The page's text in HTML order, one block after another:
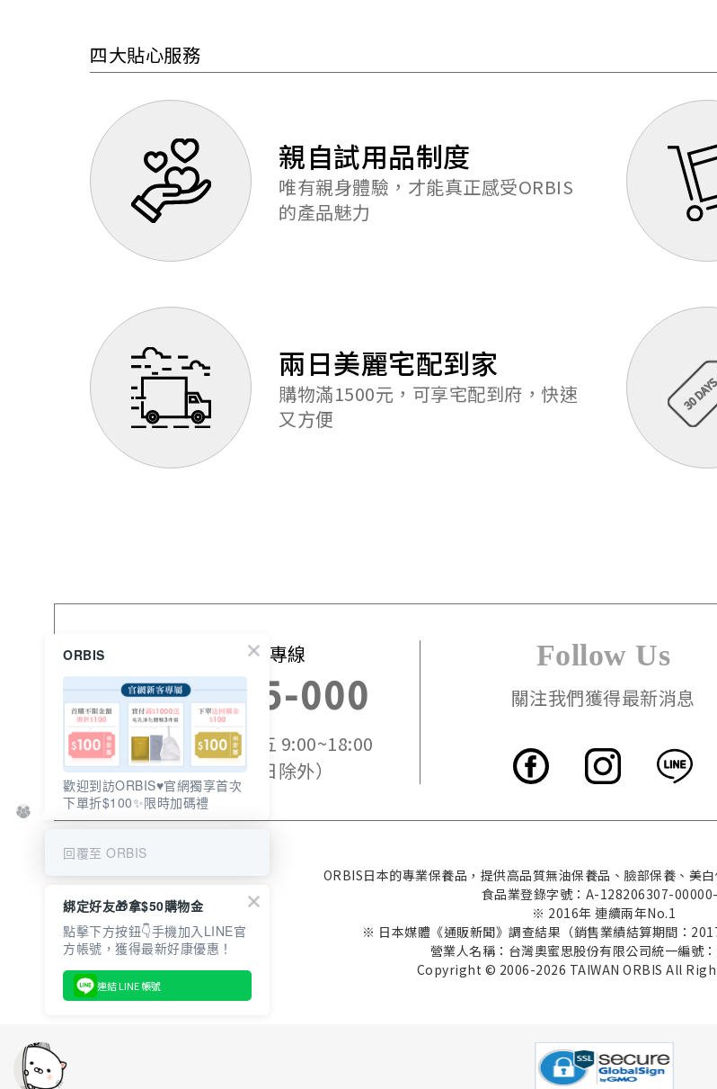
四大貼心服務
親自試用品制度
唯有親身體驗，才能真正感受ORBIS
的產品魅力
兩日美麗宅配到家
購物滿1500元，可享宅配到府，快速
又方便
免付費訂購專線
0800-525-000
服務時間：週一~週五 9:00~18:00
（國定假日除外）
Follow Us
關注我們獲得最新消息
ORBIS日本的專業保養品，提供高品質無油保養品、臉部保養、美
食品業登錄字號：A-128206307-
※ 2016年 連續兩年No.1
※ 日本媒體《通販新聞》調查結果（銷售業績結算期間：
營業人名稱：台灣奧蜜思股份有限公司統一編號
Copyright © 2006-2026 TAIWAN ORBIS All
ORBIS
歡迎到訪ORBIS♥️官網獨享首次
下單折$100✨限時加碼禮
回覆至 ORBIS
綁定好友🎁拿$50購物金
點擊下方按鈕👇手機加入LINE官
連結 LINE 帳號